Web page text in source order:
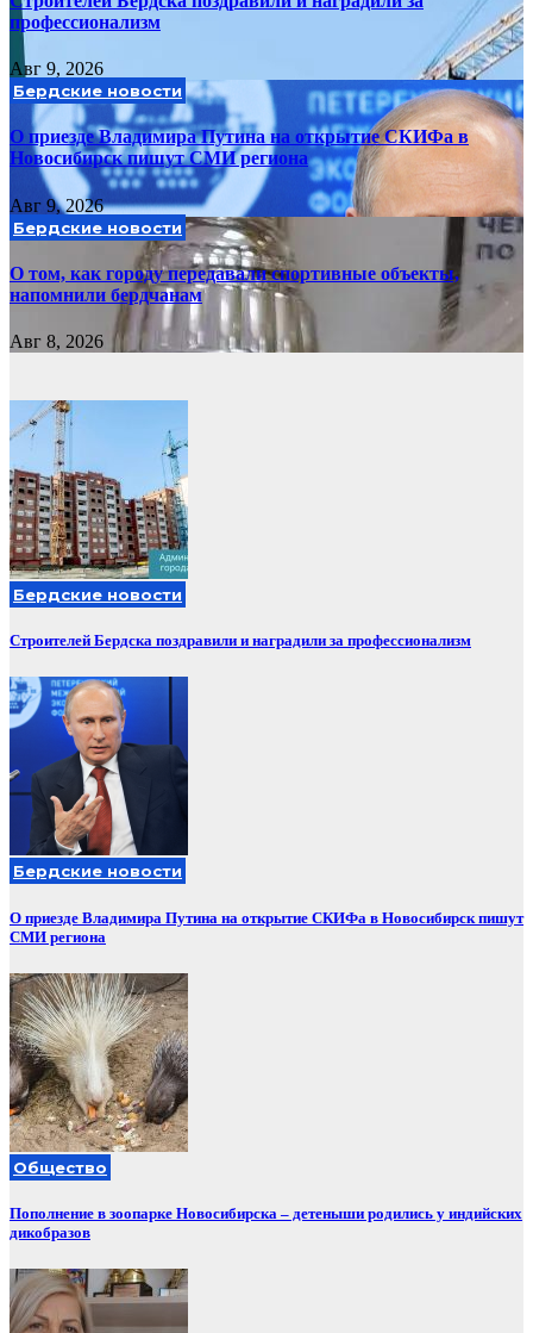
профессионализм
Авг 9, 2026
Бердские новости
О приезде Владимира Путина на открытие СКИФа в
Новосибирск пишут СМИ региона
Авг 9, 2026
Бердские новости
О том, как городу передавали спортивные объекты,
напомнили бердчанам
Авг 8, 2026
Бердские новости
Строителей Бердска поздравили и наградили за профессионализм
Бердские новости
О приезде Владимира Путина на открытие СКИФа в Новосибирск пишут
СМИ региона
Общество
Пополнение в зоопарке Новосибирска – детеныши родились у индийских
дикобразов